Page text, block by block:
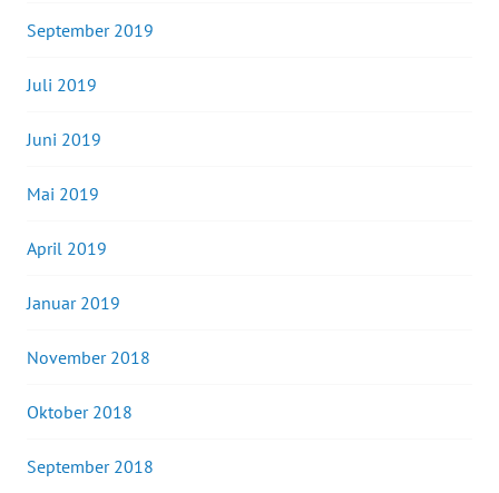
September 2019
Juli 2019
Juni 2019
Mai 2019
April 2019
Januar 2019
November 2018
Oktober 2018
September 2018